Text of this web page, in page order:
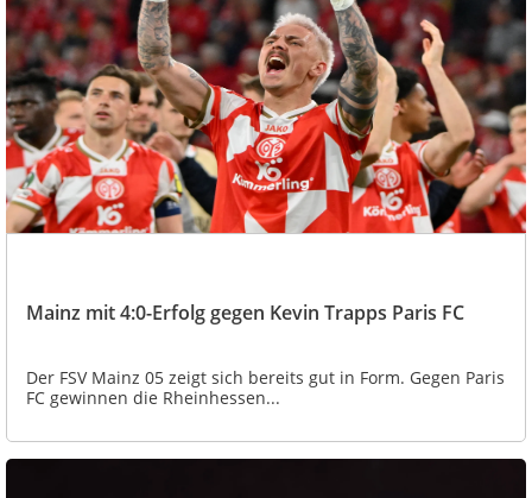
Mainz mit 4:0-Erfolg gegen Kevin Trapps Paris FC
Der FSV Mainz 05 zeigt sich bereits gut in Form. Gegen Paris
FC gewinnen die Rheinhessen...